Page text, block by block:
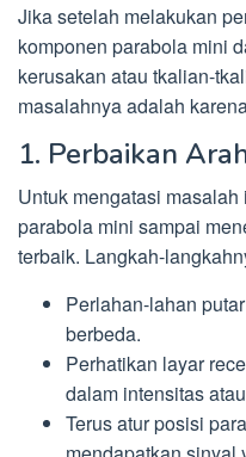
Jika setelah melakukan
komponen parabola mini
kerusakan atau tkalian-
masalahnya adalah
1. Perbaikan
Untuk mengatasi
parabola mini sampai
terbaik. Langkah-
Perlahan-lahan
berbeda.
Perhatikan layar
dalam intensitas
Terus atur posisi